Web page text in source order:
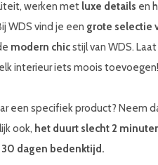
werken met luxe details en
WDS vind je een grote selectie
modern chicstijl van WDS.
interieur iets moois toevoegen!
een specifiek product? Neem
ook, het duurt slecht 2
30 dagen bedenktijd.